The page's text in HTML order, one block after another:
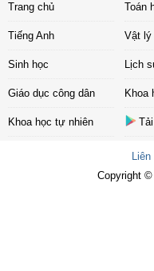
Trang chủ Toán
Tiếng Anh Vật lý
Sinh học Lịch
Giáo dục công dân Khoa
Khoa học tự nhiên
Liên
Copyright ©